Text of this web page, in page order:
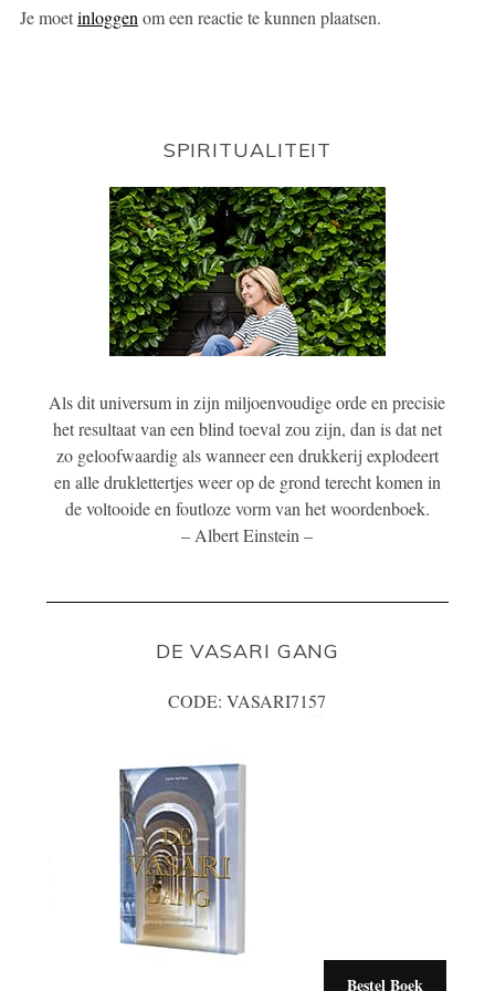
Je moetinloggen om een reactie te kunnen plaatsen.
SPIRITUALITEIT
Als dit universum in zijn miljoenvoudige orde en precisie
het resultaat van een blind toeval zou zijn, dan is dat net
zo geloofwaardig als wanneer een drukkerij explodeert
en alle druklettertjes weer op de grond terecht komen in
de voltooide en foutloze vorm van het woordenboek.
– Albert Einstein –
DE VASARI GANG
CODE: VASARI7157
Bestel Boek